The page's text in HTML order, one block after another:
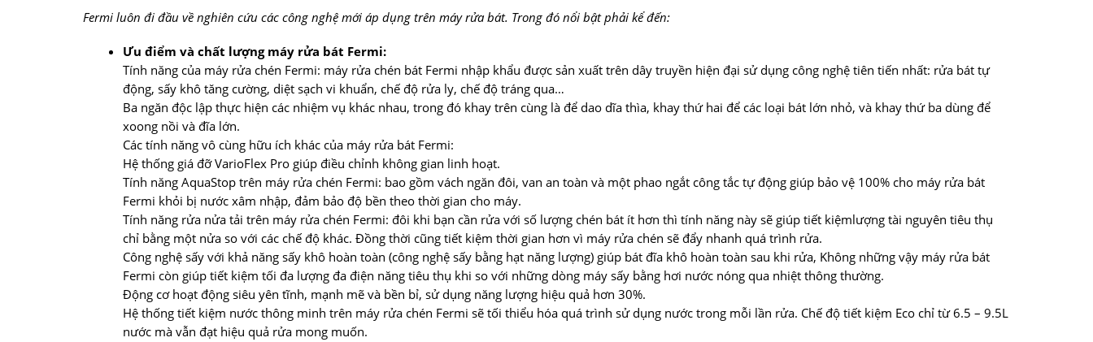
Fermi luôn đi đầu về nghiên cứu các công nghệ mới áp dụng trên máy rửa bát. Trong đó nổi bật phải kể đến:
Ưu điểm và chất lượng máy rửa bát Fermi:
Tính năng của máy rửa chén Fermi: máy rửa chén bát Fermi nhập khẩu được sản xuất trên dây truyền hiện đại sử dụng công nghệ tiên tiến nhất: rửa bát tự
động, sấy khô tăng cường, diệt sạch vi khuẩn, chế độ rửa ly, chế độ tráng qua…
Ba ngăn độc lập thực hiện các nhiệm vụ khác nhau, trong đó khay trên cùng là để dao dĩa thìa, khay thứ hai để các loại bát lớn nhỏ, và khay thứ ba dùng để
xoong nồi và đĩa lớn.
Các tính năng vô cùng hữu ích khác của máy rửa bát Fermi:
Hệ thống giá đỡ VarioFlex Pro giúp điều chỉnh không gian linh hoạt.
Tính năng AquaStop trên máy rửa chén Fermi: bao gồm vách ngăn đôi, van an toàn và một phao ngắt công tắc tự động giúp bảo vệ 100% cho máy rửa bát
Fermi khỏi bị nước xâm nhập, đảm bảo độ bền theo thời gian cho máy.
Tính năng rửa nửa tải trên máy rửa chén Fermi: đôi khi bạn cần rửa với số lượng chén bát ít hơn thì tính năng này sẽ giúp tiết kiệmlượng tài nguyên tiêu thụ
chỉ bằng một nửa so với các chế độ khác. Đồng thời cũng tiết kiệm thời gian hơn vì máy rửa chén sẽ đẩy nhanh quá trình rửa.
Công nghệ sấy với khả năng sấy khô hoàn toàn (công nghệ sấy bằng hạt năng lượng) giúp bát đĩa khô hoàn toàn sau khi rửa, Không những vậy máy rửa bát
Fermi còn giúp tiết kiệm tối đa lượng đa điện năng tiêu thụ khi so với những dòng máy sấy bằng hơi nước nóng qua nhiệt thông thường.
Động cơ hoạt động siêu yên tĩnh, mạnh mẽ và bền bỉ, sử dụng năng lượng hiệu quả hơn 30%.
Hệ thống tiết kiệm nước thông minh trên máy rửa chén Fermi sẽ tối thiểu hóa quá trình sử dụng nước trong mỗi lần rửa. Chế độ tiết kiệm Eco chỉ từ 6.5 – 9.5L
nước mà vẫn đạt hiệu quả rửa mong muốn.